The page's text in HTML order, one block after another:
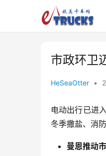
市政环卫
HeSeaOtter •
电动出行已进
冬季撒盐、消
曼恩推动